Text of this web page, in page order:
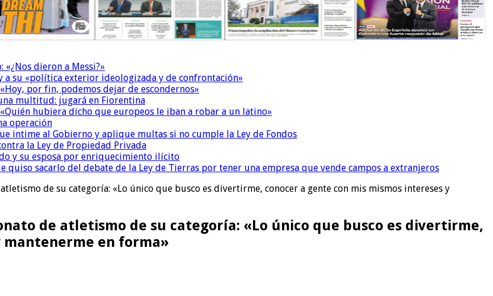
dieron a Messi?»
a su «política exterior ideologizada y de confrontación»
por fin, podemos dejar de escondernos»
multitud: jugará en Fiorentina
hubiera dicho que europeos le iban a robar a un latino»
operación
intime al Gobierno y aplique multas si no cumple la Ley de Fondos
la Ley de Propiedad Privada
y su esposa por enriquecimiento ilícito
quiso sacarlo del debate de la Ley de Tierras por tener una empresa que vende campos a extranjeros
de su categoría: «Lo único que busco es divertirme, conocer a gente con mis mismos intereses y
de atletismo de su categoría: «Lo único que busco es divertirme,
mantenerme en forma»